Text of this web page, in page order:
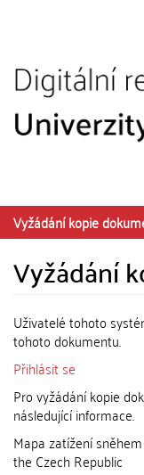
Vyžádání kopie
Vyžádání
Uživatelé tohoto
tohoto dokumentu.
Přihlásit se
Pro vyžádání kopie
následující informace.
Mapa zatížení
the Czech Republic